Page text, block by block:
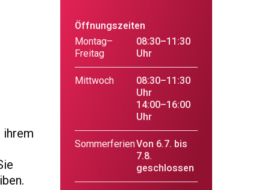
Öffnungszeiten
Montag–
Freitag
08:30–11:30
Uhr
Mittwoch
08:30–11:30
Uhr
14:00–16:00
Uhr
SommerferienVon 6.7. bis
7.8.
geschlossen
ihrem